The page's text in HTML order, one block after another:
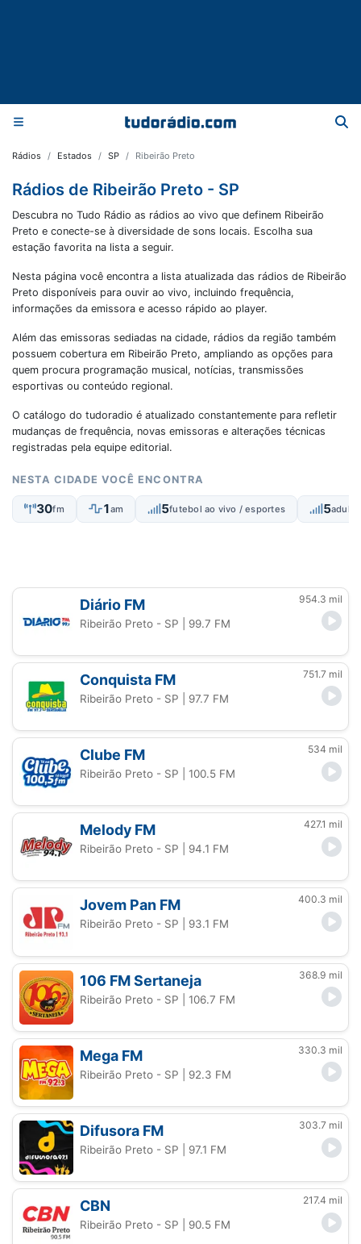
Rádios Estados SP Ribeirão Preto
Rádios de Ribeirão Preto - SP
Descubra no Tudo Rádio as rádios ao vivo que definem Ribeirão
Preto e conecte-se à diversidade de sons locais. Escolha sua
estação favorita na lista a seguir.
Nesta página você encontra a lista atualizada das rádios de Ribeirão
Preto disponíveis para ouvir ao vivo, incluindo frequência,
informações da emissora e acesso rápido ao player.
Além das emissoras sediadas na cidade, rádios da região também
possuem cobertura em Ribeirão Preto, ampliando as opções para
quem procura programação musical, notícias, transmissões
esportivas ou conteúdo regional.
O catálogo do tudoradio é atualizado constantemente para refletir
mudanças de frequência, novas emissoras e alterações técnicas
registradas pela equipe editorial.
NESTA CIDADE VOCÊ ENCONTRA
30fm 1am 5futebol ao vivo / esportes 5
Diário FM 954.3 mil
Ribeirão Preto - SP | 99.7 FM
Conquista FM 751.7 mil
Ribeirão Preto - SP | 97.7 FM
Clube FM 534 mil
Ribeirão Preto - SP | 100.5 FM
Melody FM 427.1 mil
Ribeirão Preto - SP | 94.1 FM
Jovem Pan FM 400.3 mil
Ribeirão Preto - SP | 93.1 FM
106 FM Sertaneja 368.9 mil
Ribeirão Preto - SP | 106.7 FM
Mega FM 330.3 mil
Ribeirão Preto - SP | 92.3 FM
Difusora FM 303.7 mil
Ribeirão Preto - SP | 97.1 FM
CBN 217.4 mil
Ribeirão Preto - SP | 90.5 FM